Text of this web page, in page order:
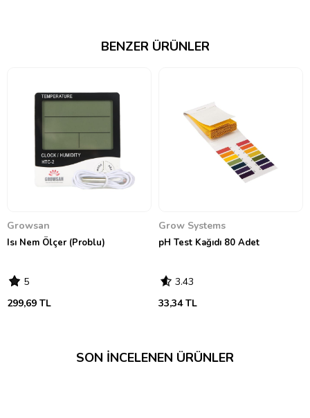
BENZER ÜRÜNLER
Growsan
Isı Nem Ölçer (Problu)
5
299,69 TL
Grow Systems
pH Test Kağıdı 80 Adet
3.43
33,34 TL
SON İNCELENEN ÜRÜNLER